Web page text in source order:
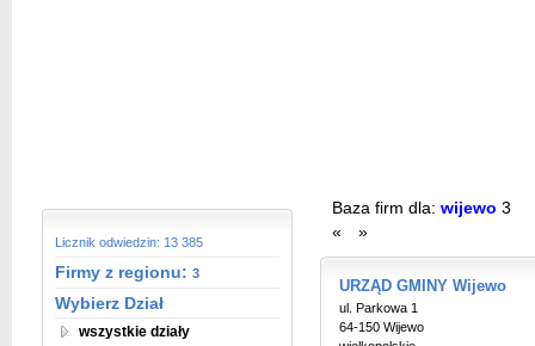
Licznik odwiedzin: 13 385
Firmy z regionu: 3
Wybierz Dział
wszystkie działy
Baza firm dla: wijewo 3
«
»
URZĄD GMINY Wijewo
ul. Parkowa 1
64-150 Wijewo